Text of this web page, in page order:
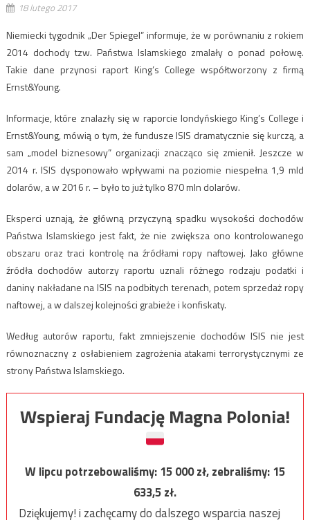
18 lutego 2017
Niemiecki tygodnik „Der Spiegel” informuje, że w porównaniu z rokiem
2014 dochody tzw. Państwa Islamskiego zmalały o ponad połowę.
Takie dane przynosi raport King’s College współtworzony z firmą
Ernst&Young.
Informacje, które znalazły się w raporcie londyńskiego King’s College i
Ernst&Young, mówią o tym, że fundusze ISIS dramatycznie się kurczą, a
sam „model biznesowy” organizacji znacząco się zmienił. Jeszcze w
2014 r. ISIS dysponowało wpływami na poziomie niespełna 1,9 mld
dolarów, a w 2016 r. – było to już tylko 870 mln dolarów.
Eksperci uznają, że główną przyczyną spadku wysokości dochodów
Państwa Islamskiego jest fakt, że nie zwiększa ono kontrolowanego
obszaru oraz traci kontrolę na źródłami ropy naftowej. Jako główne
źródła dochodów autorzy raportu uznali różnego rodzaju podatki i
daniny nakładane na ISIS na podbitych terenach, potem sprzedaż ropy
naftowej, a w dalszej kolejności grabieże i konfiskaty.
Według autorów raportu, fakt zmniejszenie dochodów ISIS nie jest
równoznaczny z osłabieniem zagrożenia atakami terrorystycznymi ze
strony Państwa Islamskiego.
Wspieraj Fundację Magna Polonia!
W lipcu potrzebowaliśmy:15 000zł, zebraliśmy:15
633,5zł.
Dziękujemy! i zachęcamy do dalszego wsparcia naszej